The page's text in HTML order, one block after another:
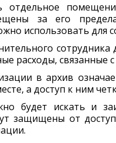
отдельное
за его
использовать для
сотрудника
расходы, связанные
в архив
а доступ к ним
будет искать и
защищены от